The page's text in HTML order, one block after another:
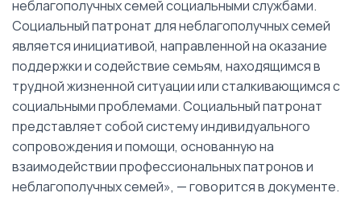
неблагополучных семей социальными службами.
Социальный патронат для неблагополучных семей
является инициативой, направленной на оказание
поддержки и содействие семьям, находящимся в
трудной жизненной ситуации или сталкивающимся с
социальными проблемами. Социальный патронат
представляет собой систему индивидуального
сопровождения и помощи, основанную на
взаимодействии профессиональных патронов и
неблагополучных семей», — говорится в документе.